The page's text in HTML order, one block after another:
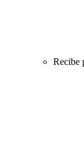
Recibe